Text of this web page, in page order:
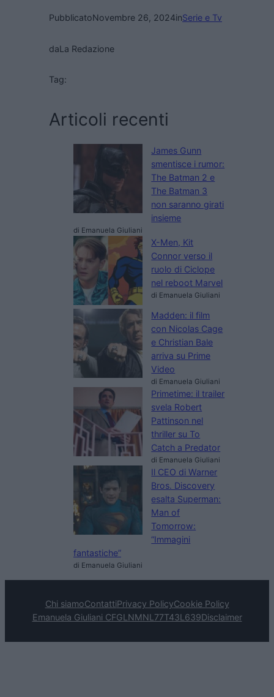
PubblicatoNovembre 26, 2024inSerie e Tv
daLa Redazione
Tag:
Articoli recenti
James Gunn
smentisce i rumor:
The Batman 2 e
The Batman 3
non saranno girati
insieme
di Emanuela Giuliani
X-Men, Kit
Connor verso il
ruolo di Ciclope
nel reboot Marvel
di Emanuela Giuliani
Madden: il film
con Nicolas Cage
e Christian Bale
arriva su Prime
Video
di Emanuela Giuliani
Primetime: il trailer
svela Robert
Pattinson nel
thriller su To
Catch a Predator
di Emanuela Giuliani
Il CEO di Warner
Bros. Discovery
esalta Superman:
Man of
Tomorrow:
“Immagini
fantastiche”
di Emanuela Giuliani
Chi siamoContattiPrivacy PolicyCookie Policy
Emanuela Giuliani CFGLNMNL77T43L639Disclaimer